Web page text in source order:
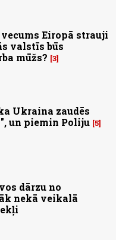
Eiropā strauji
valstīs būs
mūžs? 3
Ukraina zaudēs
un piemin Poliju 5
dārzu no
nekā veikalā